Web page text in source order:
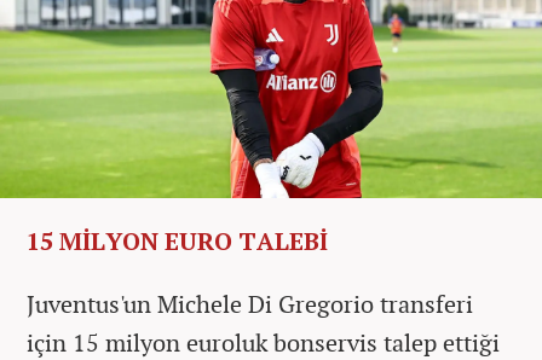
15 MİLYON EURO TALEBİ
Juventus'un Michele Di Gregorio transferi
için 15 milyon euroluk bonservis talep ettiği